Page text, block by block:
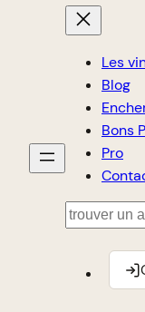
Les
Blog
Bons
Pro
Rechercher